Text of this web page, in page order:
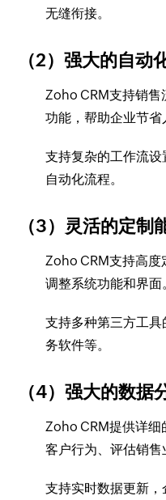
无缝衔接。
（2）强大的自动
Zoho CRM支持销售
功能，帮助企业节省
支持复杂的工作流
自动化流程。
（3）灵活的定制
Zoho CRM支持高度
调整系统功能和界面
支持多种第三方工
务软件等。
（4）强大的数据
Zoho CRM提供详细
客户行为、评估销售
支持实时数据更新